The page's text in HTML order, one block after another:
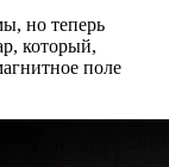
но теперь
который,
поле